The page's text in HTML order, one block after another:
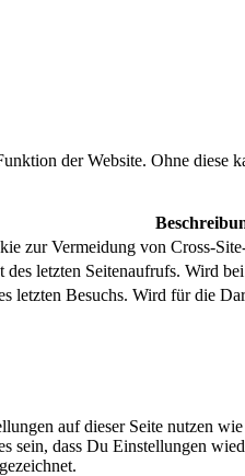
der Website. Ohne diese
zur Vermeidung von Cross-
des letzten Seitenaufrufs. Wird
letzten Besuchs. Wird für die
auf dieser Seite nutzen
sein, dass Du Einstellungen